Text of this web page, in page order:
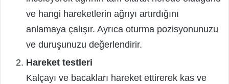
ve hangi hareketlerin ağrıyı artırdığını
anlamaya çalışır. Ayrıca oturma pozisyonunuzu
ve duruşunuzu değerlendirir.
Hareket testleri
Kalçayı ve bacakları hareket ettirerek kas ve